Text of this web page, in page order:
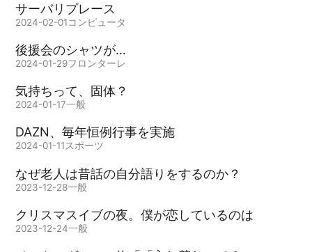
サーバリプレース
2024-02-01コンピュータ
後援会のシャツが…
2024-01-29フロンターレ
気持ちって、固体？
2024-01-17一般
DAZN、毎年恒例行事を実施
2024-01-11スポーツ
なぜ老人は昔話の自分語りをするのか？
2023-12-28一般
クリスマスイブの夜。僕が恋しているのは
2023-12-24一般